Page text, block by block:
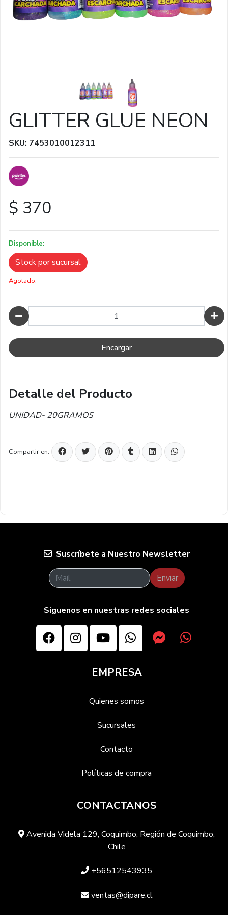
GLITTER GLUE NEON
SKU: 7453010012311
$ 370
Disponible:
Stock por sucursal
Agotado.
Cantidad
Encargar
Detalle del Producto
UNIDAD- 20GRAMOS
Compartir en:
Suscríbete a Nuestro Newsletter
Enviar
Síguenos en nuestras redes sociales
EMPRESA
Quienes somos
Sucursales
Contacto
Políticas de compra
CONTACTANOS
Avenida Videla 129, Coquimbo, Región de Coquimbo,
Chile
+56512543935
ventas@dipare.cl